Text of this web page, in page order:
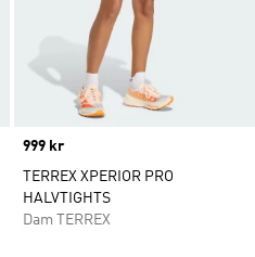
Price
999 kr
TERREX XPERIOR PRO
HALVTIGHTS
Dam TERREX